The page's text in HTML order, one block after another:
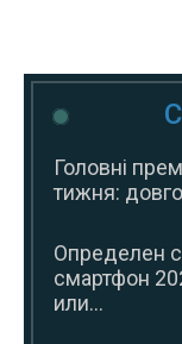
Головні
тижня:
Определен
смартфон
или...